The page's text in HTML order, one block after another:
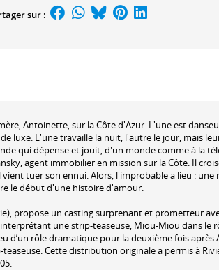
sur :
Antoinette, sur la Côte d'Azur. L'une est
luxe. L'une travaille la nuit, l'autre le jour, mais
qui dépense et jouit, d'un monde comme à la
agent immobilier en mission sur la Côte. Il
tuer son ennui. Alors, l'improbable a lieu :
le début d'une histoire d'amour.
propose un casting surprenant et prometteur
une strip-teaseuse, Miou-Miou dans le
d’un rôle dramatique pour la deuxième fois après
Cette distribution originale a permis à